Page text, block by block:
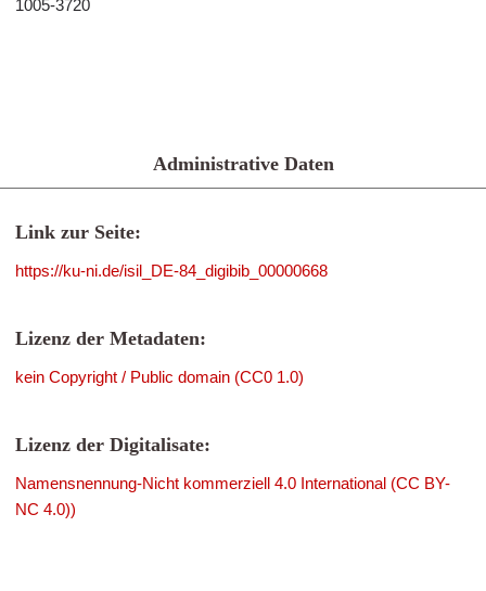
1005-3720
Administrative Daten
Link zur Seite:
https://ku-ni.de/isil_DE-84_digibib_00000668
Lizenz der Metadaten:
kein Copyright / Public domain (CC0 1.0)
Lizenz der Digitalisate:
Namensnennung-Nicht kommerziell 4.0 International (CC BY-
NC 4.0))